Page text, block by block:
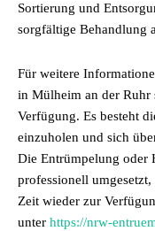
Sortierung und
sorgfältige Behandlung
Für weitere
in Mülheim an der Ruhr
Verfügung. Es besteht
einzuholen und sich
Die Entrümpelung oder
professionell
Zeit wieder zur
unter https://nrw-